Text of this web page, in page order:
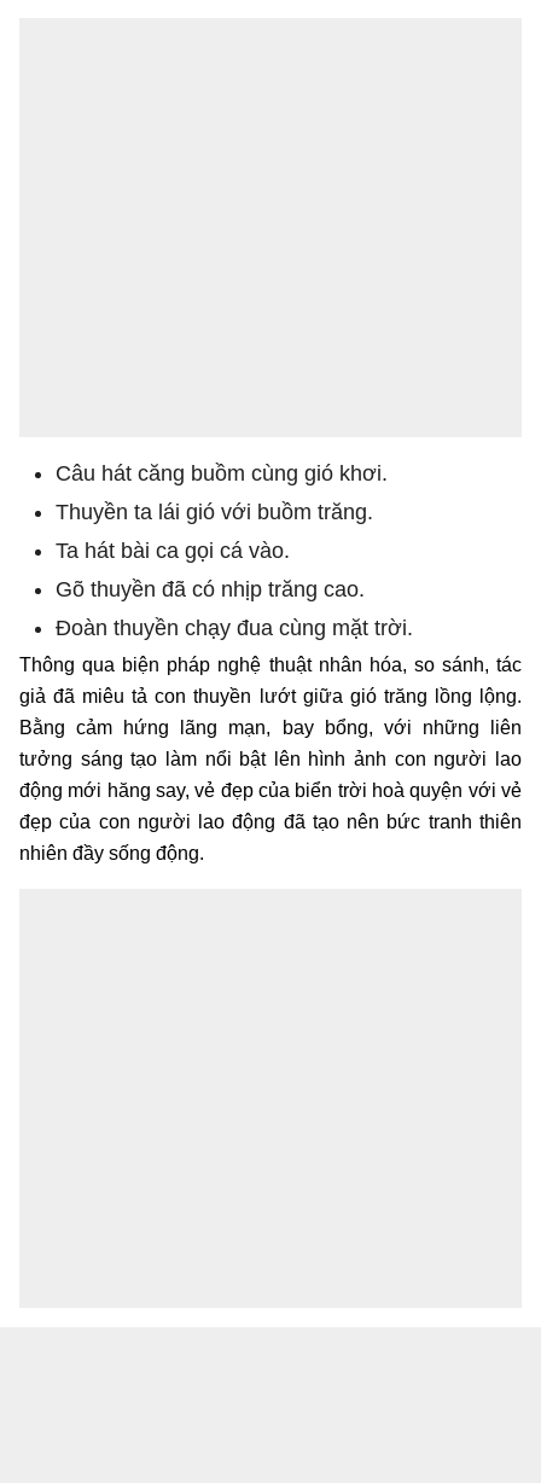
Câu hát căng buồm cùng gió khơi.
Thuyền ta lái gió với buồm trăng.
Ta hát bài ca gọi cá vào.
Gõ thuyền đã có nhịp trăng cao.
Đoàn thuyền chạy đua cùng mặt trời.
Thông qua biện pháp nghệ thuật nhân hóa, so sánh, tác
giả đã miêu tả con thuyền lướt giữa gió trăng lồng lộng.
Bằng cảm hứng lãng mạn, bay bổng, với những liên
tưởng sáng tạo làm nổi bật lên hình ảnh con người lao
động mới hăng say, vẻ đẹp của biển trời hoà quyện với vẻ
đẹp của con người lao động đã tạo nên bức tranh thiên
nhiên đầy sống động.